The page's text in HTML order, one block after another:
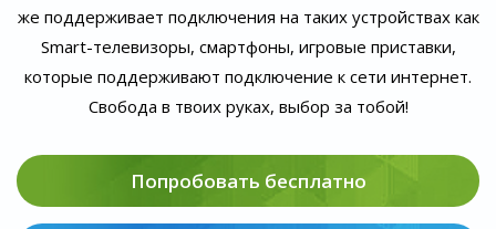
же поддерживает подключения на таких устройствах как
Smart-телевизоры, смартфоны, игровые приставки,
которые поддерживают подключение к сети интернет.
Свобода в твоих руках, выбор за тобой!
Попробовать бесплатно